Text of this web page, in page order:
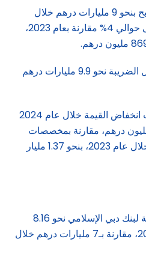
وسجل بنك المشرق صافي ربح بنحو 9 مليارات درهم خلال
العام 2024 بزيادة وصلت إلى حوالي 4% مقارنة بعام 2023،
وبلغ صافي أرباح المشرق قبل الضريبة نحو 9.9 مليارات درهم
وخفض البنك قيمة مخصصات انخفاض القيمة خلال عام 2024
لتصل إلى 166.06 مليون درهم، مقارنة بمخصصات
انخفاض القيمة التي سجلت خلال عام 2023، بنحو 1.37 مليار
إلى ذلك، بلغت الأرباح الصافية لبنك دبي الإسلامي نحو 8.16
مليارات درهم خلال عام 2024، مقارنة بـ7 مليارات درهم خلال